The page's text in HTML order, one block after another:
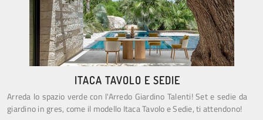
ITACA TAVOLO E SEDIE
Arreda lo spazio verde con l'Arredo Giardino Talenti! Set e sedie da
giardino in gres, come il modello Itaca Tavolo e Sedie, ti attendono!